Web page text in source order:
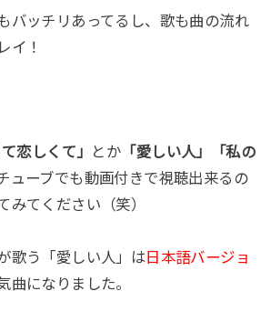
バッチリあってるし、歌も曲の流れ
イ！
恋しくて」 とか 「愛しい人」「私の
ューブでも動画付きで視聴出来るの
みてください（笑）
歌う「愛しい人」は 日本語バージョ
曲になりました。